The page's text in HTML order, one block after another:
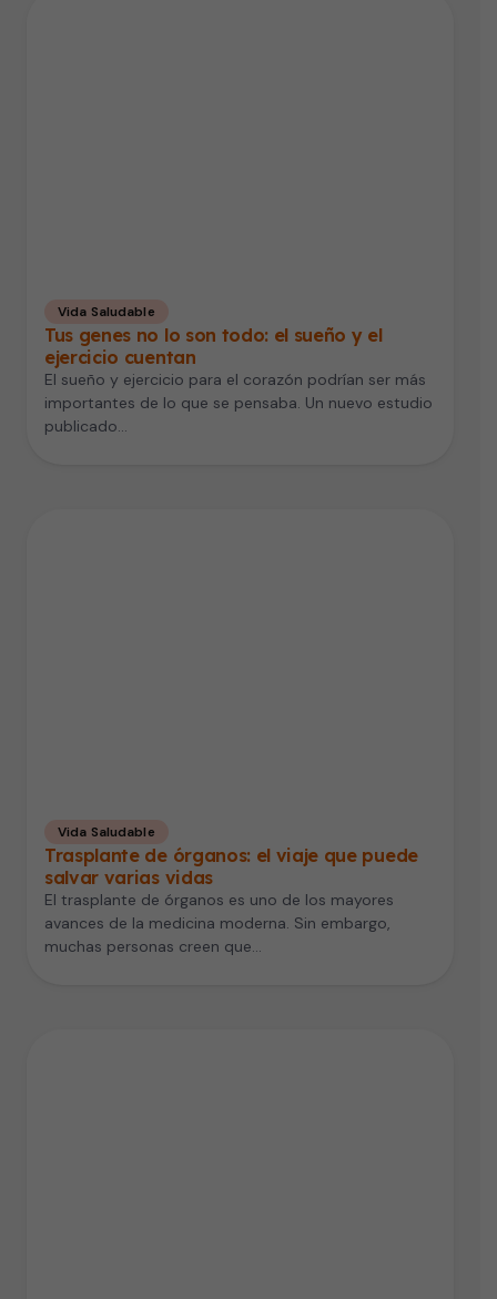
Vida Saludable
Tus genes no lo son todo: el sueño y el
ejercicio cuentan
El sueño y ejercicio para el corazón podrían ser más
importantes de lo que se pensaba. Un nuevo estudio
publicado…
Vida Saludable
Trasplante de órganos: el viaje que puede
salvar varias vidas
El trasplante de órganos es uno de los mayores
avances de la medicina moderna. Sin embargo,
muchas personas creen que…